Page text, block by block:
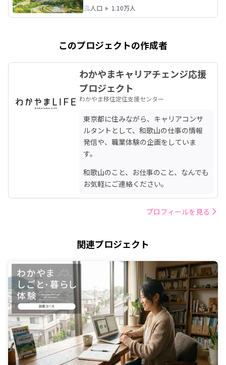
人口 1.10万人
このプロジェクトの作成者
わかやまキャリアチェンジ応援
プロジェクト
わかやま移住定住支援センター
東京都に住みながら、キャリアコンサ
ルタントとして、和歌山の仕事の情報
発信や、職業体験の企画をしていま
す。
和歌山のこと、お仕事のこと、なんでも
お気軽にご連絡ください。
プロフィールを見る
関連プロジェクト